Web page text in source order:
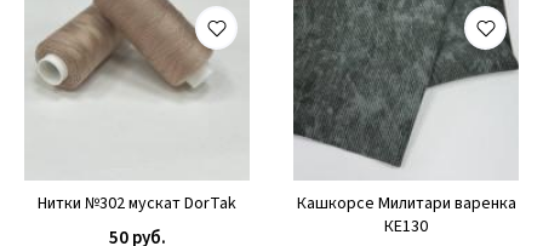
Нитки №302 мускат DorTak
50 руб.
Кашкорсе Милитари варенка
КЕ130